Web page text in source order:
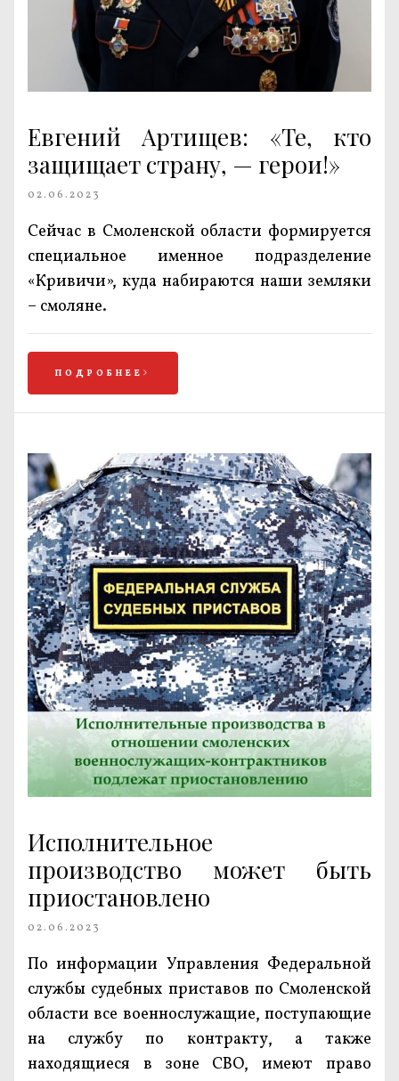
Евгений Артищев: «Те, кто
защищает страну, — герои!»
02.06.2023
Сейчас в Смоленской области формируется
специальное именное подразделение
«Кривичи», куда набираются наши земляки
– смоляне.
ПОДРОБНЕЕ
Исполнительное
производство может быть
приостановлено
02.06.2023
По информации Управления Федеральной
службы судебных приставов по Смоленской
области все военнослужащие, поступающие
на службу по контракту, а также
находящиеся в зоне СВО, имеют право